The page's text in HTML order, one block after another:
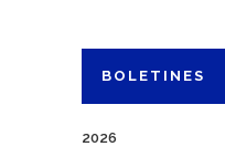
BOLETINES
2026